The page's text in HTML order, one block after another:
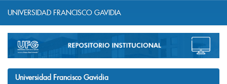
navigation
UNIVERSIDAD FRANCISCO GAVIDIA
Universidad Francisco Gavidia